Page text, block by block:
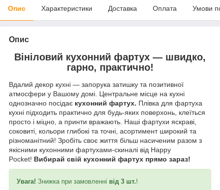
Опис Характеристики Доставка Оплата Умови
Опис
Вініловий кухонний фартух — швидко,
гарно, практично!
Вдалий декор кухні — запорука затишку та позитивної
атмосфери у Вашому домі. Центральне місце на кухні
однозначно посідає кухонний фартух. Плівка для фартуха
кухні підходить практично для будь-яких поверхонь, клеїться
просто і міцно, а принти вражають. Наші фартухи яскраві,
соковиті, кольори глибокі та точні, асортимент широкий та
різноманітний! Зробіть своє життя більш насиченим разом з
якісними кухонними фартухами-скиналі від Happy
Pocket! Вибирай свій кухонний фартух прямо зараз!
Увага! Знижка при замовленні від 3 шт.!